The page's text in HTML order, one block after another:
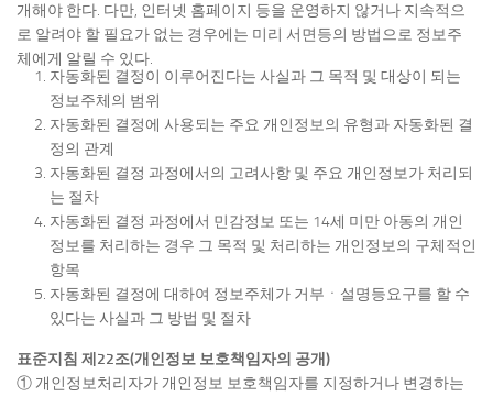
개해야 한다. 다만, 인터넷 홈페이지 등을 운영하지 않거나 지속적으
로 알려야 할 필요가 없는 경우에는 미리 서면등의 방법으로 정보주
체에게 알릴 수 있다.
자동화된 결정이 이루어진다는 사실과 그 목적 및 대상이 되는
정보주체의 범위
자동화된 결정에 사용되는 주요 개인정보의 유형과 자동화된 결
정의 관계
자동화된 결정 과정에서의 고려사항 및 주요 개인정보가 처리되
는 절차
자동화된 결정 과정에서 민감정보 또는 14세 미만 아동의 개인
정보를 처리하는 경우 그 목적 및 처리하는 개인정보의 구체적인
항목
자동화된 결정에 대하여 정보주체가 거부ㆍ설명등요구를 할 수
있다는 사실과 그 방법 및 절차
표준지침 제22조(개인정보 보호책임자의 공개)
① 개인정보처리자가 개인정보 보호책임자를 지정하거나 변경하는